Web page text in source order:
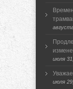
июля
июля